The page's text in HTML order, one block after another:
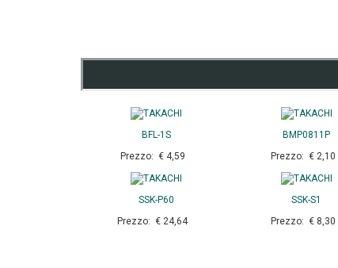
BFL-1S
Prezzo: € 4,59
BMP0811P
Prezzo: € 2,10
SSK-P60
Prezzo: € 24,64
SSK-S1
Prezzo: € 8,30